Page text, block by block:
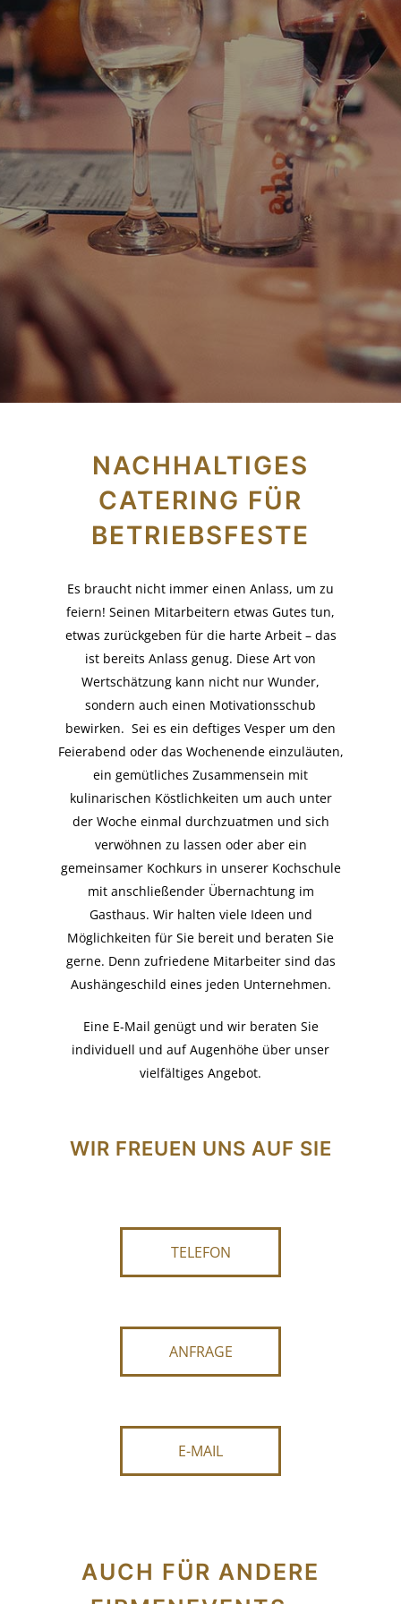
NACHHALTIGES
CATERING FÜR
BETRIEBSFESTE
Es braucht nicht immer einen Anlass, um zu
feiern! Seinen Mitarbeitern etwas Gutes tun,
etwas zurückgeben für die harte Arbeit – das
ist bereits Anlass genug. Diese Art von
Wertschätzung kann nicht nur Wunder,
sondern auch einen Motivationsschub
bewirken. Sei es ein deftiges Vesper um den
Feierabend oder das Wochenende einzuläuten,
ein gemütliches Zusammensein mit
kulinarischen Köstlichkeiten um auch unter
der Woche einmal durchzuatmen und sich
verwöhnen zu lassen oder aber ein
gemeinsamer Kochkurs in unserer Kochschule
mit anschließender Übernachtung im
Gasthaus. Wir halten viele Ideen und
Möglichkeiten für Sie bereit und beraten Sie
gerne. Denn zufriedene Mitarbeiter sind das
Aushängeschild eines jeden Unternehmen.
Eine E-Mail genügt und wir beraten Sie
individuell und auf Augenhöhe über unser
vielfältiges Angebot.
WIR FREUEN UNS AUF SIE
TELEFON
ANFRAGE
E-MAIL
AUCH FÜR ANDERE